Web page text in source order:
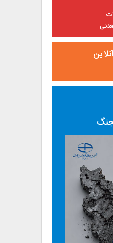
جنگ